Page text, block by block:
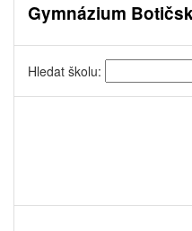
Gymnázium
Hledat školu: